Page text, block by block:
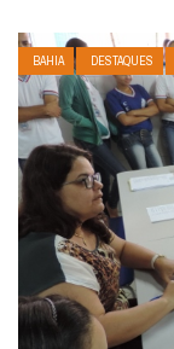
BAHIA DESTAQUES